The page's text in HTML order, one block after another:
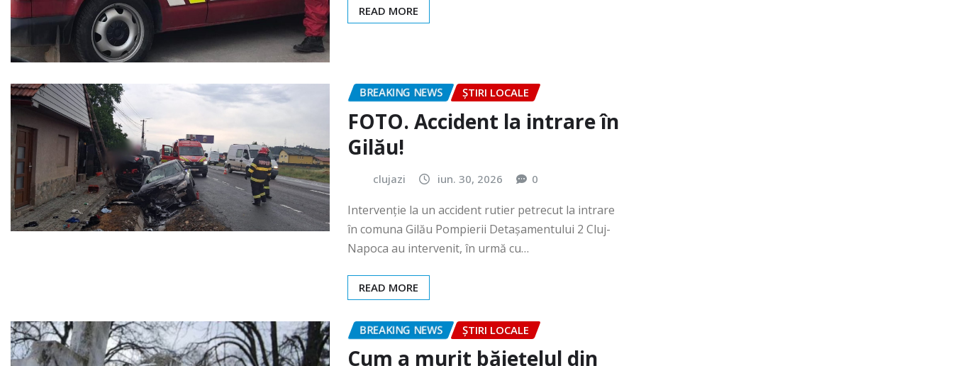
Gilău!
clujazi iun. 30, 2026 0
Intervenție la un accident rutier petrecut la intrare
în comuna Gilău Pompierii Detașamentului 2 Cluj-
Napoca au intervenit, în urmă cu…
READ MORE
BREAKING NEWS
Cum a murit băiețelul din
Vultureni? Era cu tatăl în
cimitir